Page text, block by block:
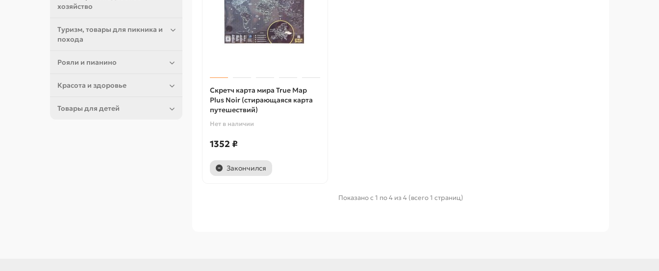
хозяйство
Туризм, товары для пикника и
похода
Рояли и пианино
Красота и здоровье
Товары для детей
Скретч карта мира True Map
Plus Noir (стирающаяся карта
путешествий)
Нет в наличии
1352 ₽
Закончился
Показано с 1 по 4 из 4 (всего 1 страниц)